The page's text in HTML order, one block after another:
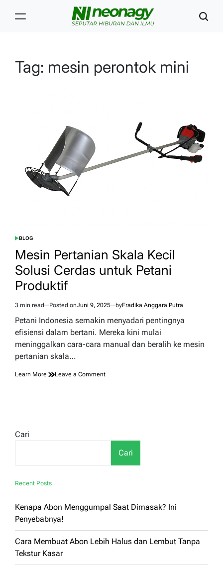
Tag: mesin perontok mini
POSTED
BLOG
Mesin Pertanian Skala Kecil
Solusi Cerdas untuk Petani
Produktif
Estimated
read
3 min read Posted onJuni 9, 2025 byFradika Anggara Putra
Petani Indonesia semakin menyadari pentingnya
efisiensi dalam bertani. Mereka kini mulai
meninggalkan cara-cara manual dan beralih ke mesin
pertanian skala…
Learn More Leave a Commenton
Produktif
Cari
Cari
Recent Posts
Kenapa Abon Menggumpal Saat Dimasak? Ini
Penyebabnya!
Cara Membuat Abon Lebih Halus dan Lembut Tanpa
Tekstur Kasar